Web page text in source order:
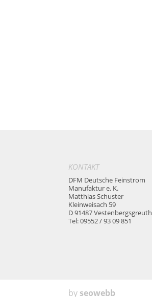
KONTAKT
DFM Deutsche Feinstrom
Manufaktur e. K.
Matthias Schuster
Kleinweisach 59
D 91487 Vestenbergsgreuth
Tel: 09552 / 93 09 851
by seowebb